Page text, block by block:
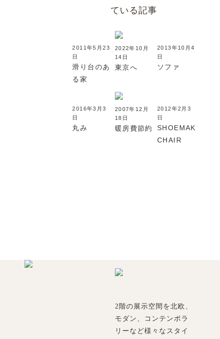
ている記事
2011年5月23
日
滑り台のあ
る家
2022年10月
14日
東京へ
2013年10月4
日
ソファ
2016年3月3
日
丸み
2007年12月
18日
暖房費節約
2012年2月3
日
SHOEMAKER
CHAIR
2階の展示空間を北欧、
モダン、コンテンポラ
リーなど様々なスタイ